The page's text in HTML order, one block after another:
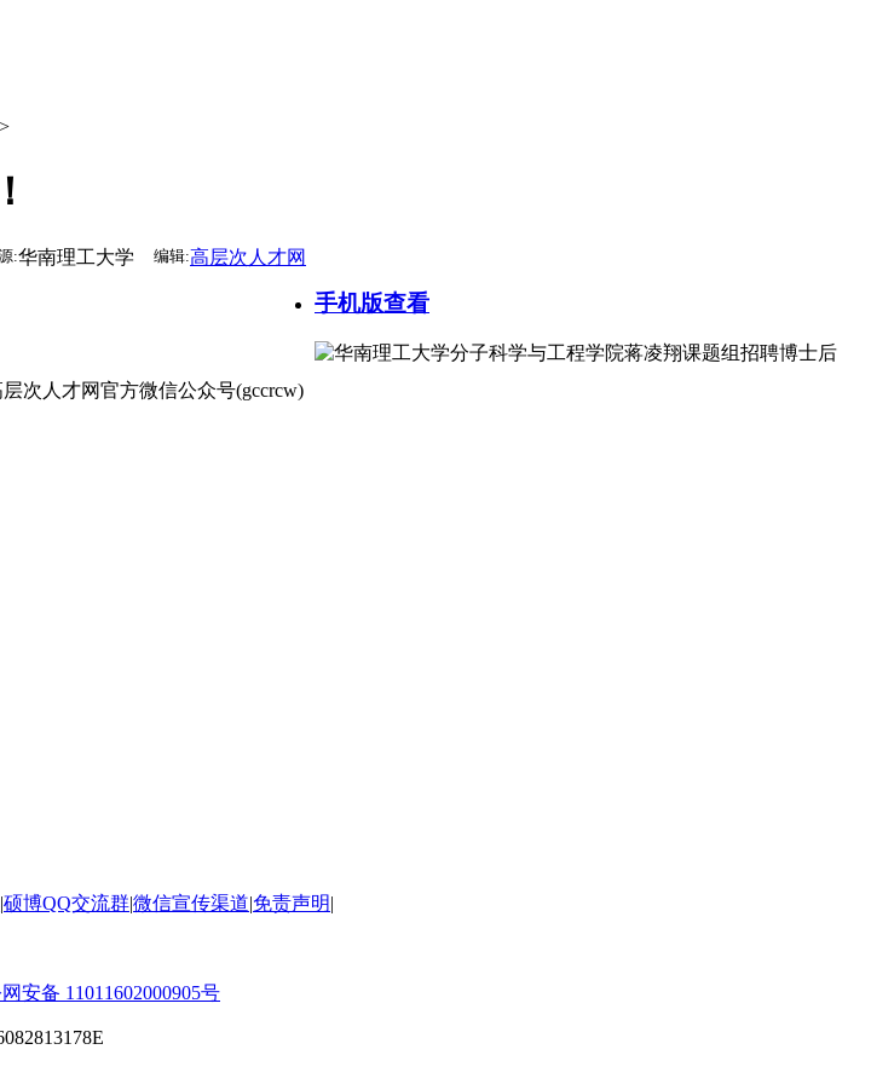
>
:华南理工大学 编辑:高层次人才网
手机版查看
次人才网官方微信公众号(gccrcw)
|硕博QQ交流群|微信宣传渠道|免责声明|
安备 11011602000905号